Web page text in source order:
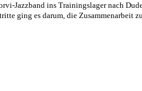
Jazzband ins Trainingslager nach
ging es darum, die Zusammenarbeit